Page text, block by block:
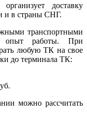
доставку
и в страны СНГ.
транспортными
опыт работы. При
любую ТК на свое
до терминала ТК:
можно рассчитать